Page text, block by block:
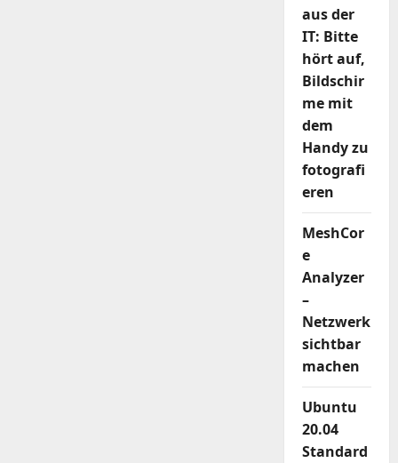
aus der
IT: Bitte
hört auf,
Bildschir
me mit
dem
Handy zu
fotografi
eren
MeshCor
e
Analyzer
–
Netzwerk
sichtbar
machen
Ubuntu
20.04
Standard